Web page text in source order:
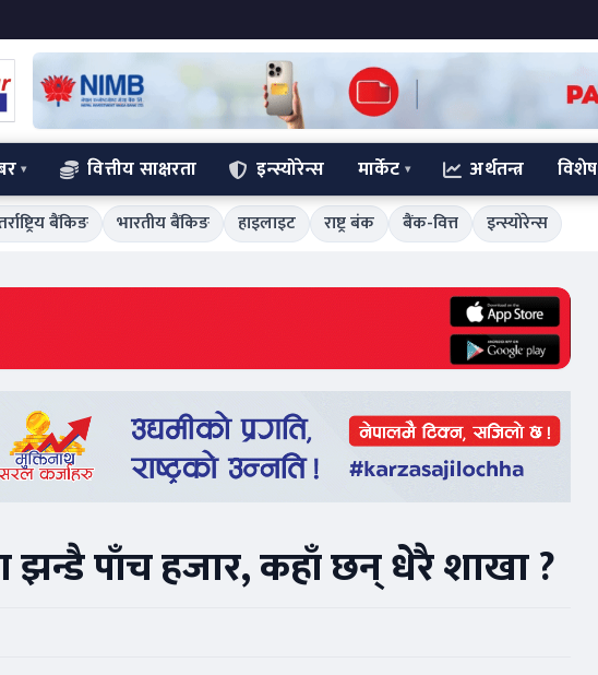
वित्तीय साक्षरता इन्स्योरेन्स मार्केट अर्थतन्त्र विशेष
बैंकिङ भारतीय बैंकिङ हाइलाइट राष्ट्र बंक बैंक-वित्त इन्स्योरेन्स
पाँच हजार, कहाँ छन् धेरै शाखा ?